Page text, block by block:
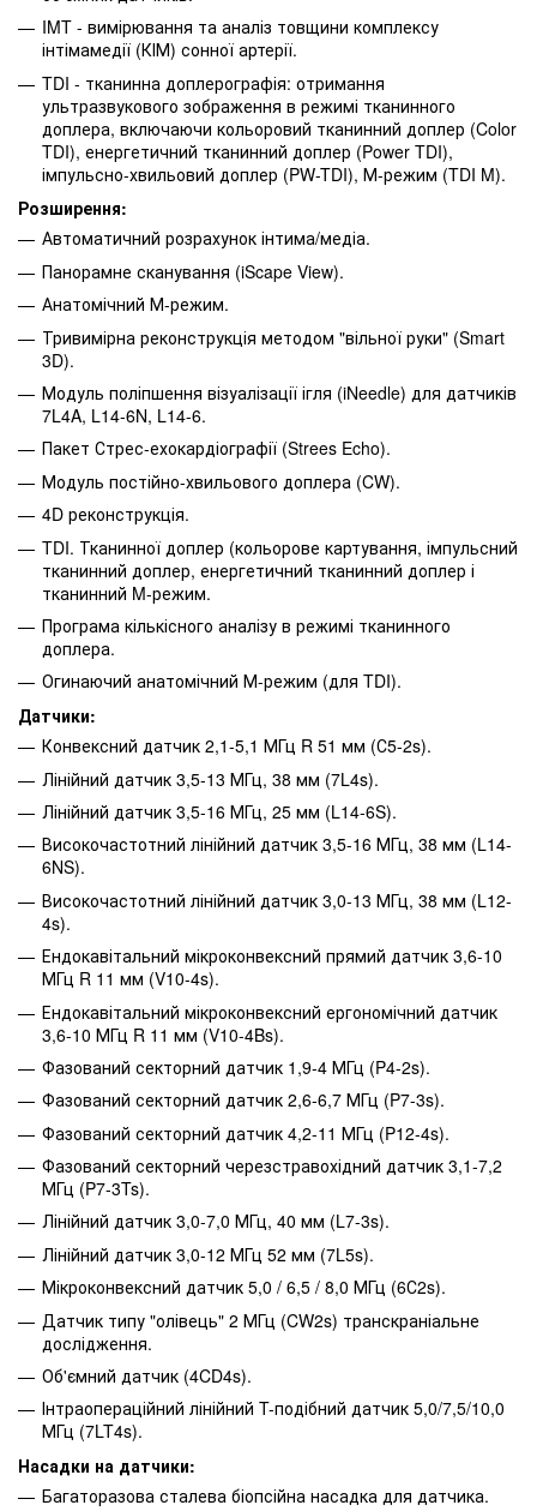
IMT - вимірювання та аналіз товщини комплексу
інтімамедії (КІМ) сонної артерії.
TDI - тканинна доплерографія: отримання
ультразвукового зображення в режимі тканинного
доплера, включаючи кольоровий тканинний доплер (Color
TDI), енергетичний тканинний доплер (Power TDI),
імпульсно-хвильовий доплер (PW-TDI), М-режим (TDI M).
Розширення:
Автоматичний розрахунок інтима/медіа.
Панорамне сканування (iScape View).
Анатомічний М-режим.
Тривимірна реконструкція методом "вільної руки" (Smart
3D).
Модуль поліпшення візуалізації ігля (iNeedle) для датчиків
7L4A, L14-6N, L14-6.
Пакет Стрес-ехокардіографії (Strees Echo).
Модуль постійно-хвильового доплера (CW).
4D реконструкція.
TDI. Тканинної доплер (кольорове картування, імпульсний
тканинний доплер, енергетичний тканинний доплер і
тканинний M-режим.
Програма кількісного аналізу в режимі тканинного
доплера.
Огинаючий анатомічний М-режим (для TDI).
Датчики:
Конвексний датчик 2,1-5,1 МГц R 51 мм (С5-2s).
Лінійний датчик 3,5-13 МГц, 38 мм (7L4s).
Лінійний датчик 3,5-16 МГц, 25 мм (L14-6S).
Високочастотний лінійний датчик 3,5-16 МГц, 38 мм (L14-
6NS).
Високочастотний лінійний датчик 3,0-13 МГц, 38 мм (L12-
4s).
Ендокавітальний мікроконвексний прямий датчик 3,6-10
МГц R 11 мм (V10-4s).
Ендокавітальний мікроконвексний ергономічний датчик
3,6-10 МГц R 11 мм (V10-4Bs).
Фазований секторний датчик 1,9-4 МГц (P4-2s).
Фазований секторний датчик 2,6-6,7 МГц (P7-3s).
Фазований секторний датчик 4,2-11 МГц (P12-4s).
Фазований секторний черезстравохідний датчик 3,1-7,2
МГц (P7-3Ts).
Лінійний датчик 3,0-7,0 МГц, 40 мм (L7-3s).
Лінійний датчик 3,0-12 МГц 52 мм (7L5s).
Мікроконвексний датчик 5,0 / 6,5 / 8,0 МГц (6С2s).
Датчик типу "олівець" 2 МГц (CW2s) транскраніальне
дослідження.
Об'ємний датчик (4CD4s).
Інтраопераційний лінійний T-подібний датчик 5,0/7,5/10,0
МГц (7LT4s).
Насадки на датчики:
Багаторазова сталева біопсійна насадка для датчика.